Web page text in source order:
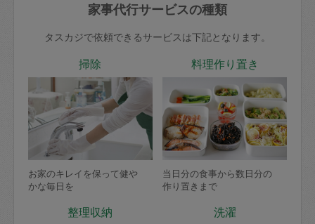
家事代行サービスの種類
タスカジで依頼できるサービスは下記となります。
掃除
お家のキレイを保って健や
かな毎日を
料理作り置き
当日分の食事から数日分の
作り置きまで
整理収納 洗濯